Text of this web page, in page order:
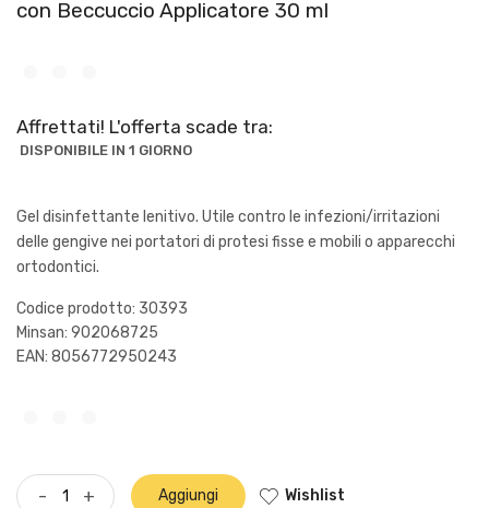
con Beccuccio Applicatore 30 ml
Affrettati! L'offerta scade tra:
DISPONIBILE IN 1 GIORNO
Gel disinfettante lenitivo. Utile contro le infezioni/irritazioni
delle gengive nei portatori di protesi fisse e mobili o apparecchi
ortodontici.
Codice prodotto: 30393
Minsan: 902068725
EAN: 8056772950243
- + Aggiungi Wishlist